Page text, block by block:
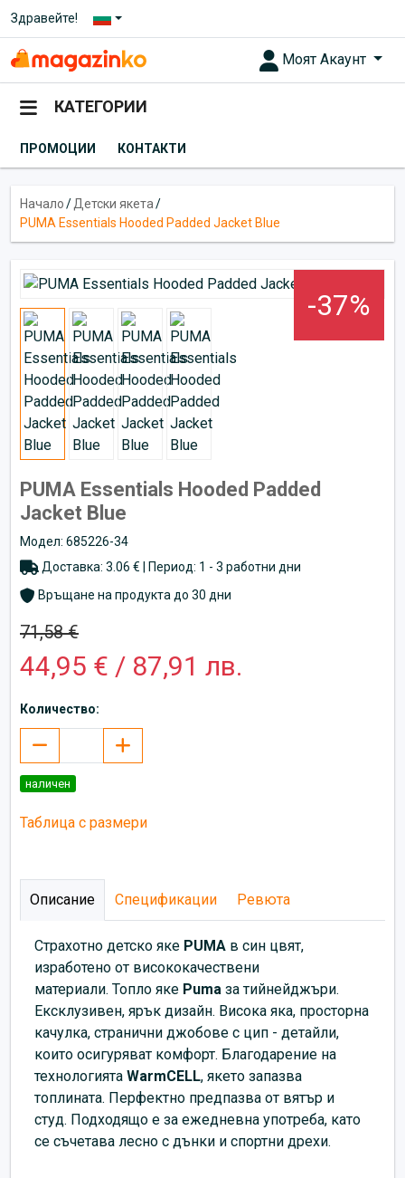
Здравейте!
Моят Акаунт
КАТЕГОРИИ
ПРОМОЦИИ КОНТАКТИ
Начало/Детски якета/
PUMA Essentials Hooded Padded Jacket Blue
-37%
PUMA Essentials Hooded Padded
Jacket Blue
Модел: 685226-34
Доставка: 3.06 € | Период: 1 - 3 работни дни
Връщане на продукта до 30 дни
71,58 €
44,95 € / 87,91 лв.
Количество:
наличен
Таблица с размери
Описание Спецификации Ревюта
Страхотно детско яке PUMA в син цвят,
изработено от висококачествени
материали. Топло яке Puma за тийнейджъри.
Ексклузивен, ярък дизайн. Висока яка, просторна
качулка, странични джобове с цип - детайли,
които осигуряват комфорт. Благодарение на
технологията WarmCELL, якето запазва
топлината. Перфектно предпазва от вятър и
студ. Подходящо е за ежедневна употреба, като
се съчетава лесно с дънки и спортни дрехи.